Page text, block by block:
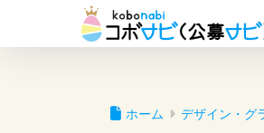
ホーム デザイン・グ